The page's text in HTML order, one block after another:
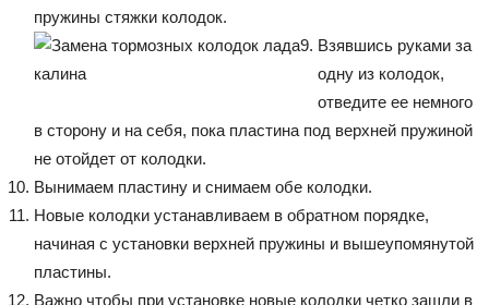
пружины стяжки колодок.
Взявшись руками за
одну из колодок,
отведите ее немного
в сторону и на себя, пока пластина под верхней пружиной
не отойдет от колодки.
Вынимаем пластину и снимаем обе колодки.
Новые колодки устанавливаем в обратном порядке,
начиная с установки верхней пружины и вышеупомянутой
пластины.
Важно чтобы при установке новые колодки четко зашли в